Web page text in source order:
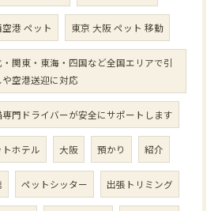
空港 ペット 東京 大阪 ペット 移動
・関東・東海・四国など全国エリアで引
空港送迎に対応
門ドライバーが安全にサポートします
ホテル 大阪 預かり 紹介
ペットシッター 出張トリミング